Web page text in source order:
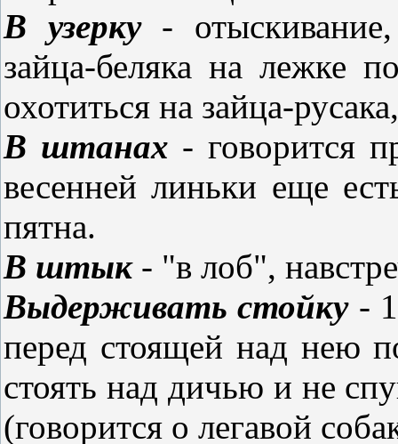
В узерку- отыскивание,
зайца-беляка на лежке
охотиться на зайца-
В штанах - говорится
весенней линьки еще
пятна.
В штык - "в лоб",
Выдерживать стойку-
перед стоящей над нею
стоять над дичью и не
(говорится о легавой